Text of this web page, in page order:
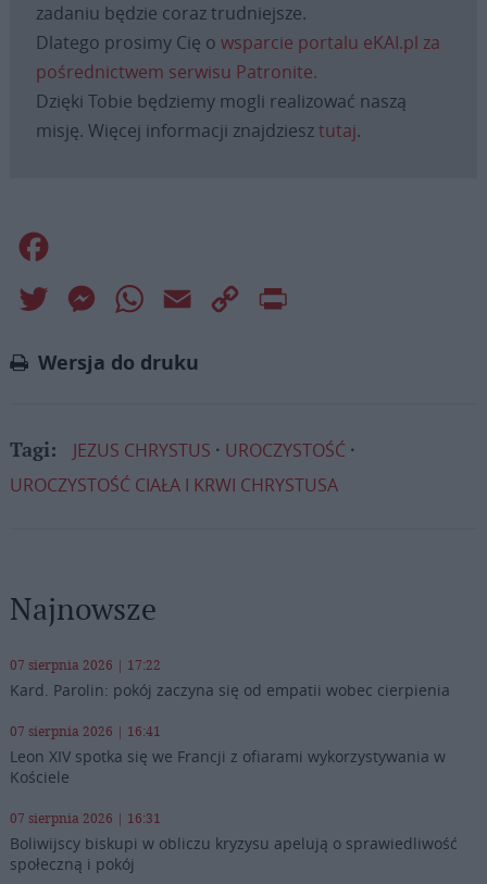
zadaniu będzie coraz trudniejsze.
Dlatego prosimy Cię o wsparcie portalu eKAI.pl za
pośrednictwem serwisu Patronite.
Dzięki Tobie będziemy mogli realizować naszą
misję. Więcej informacji znajdziesztutaj.
Twitter MessengerWhatsApp
Email
Copy
Wersja do druku
Tagi: JEZUS CHRYSTUS
UROCZYSTOŚĆ
UROCZYSTOŚĆ CIAŁA I KRWI CHRYSTUSA
Najnowsze
07 sierpnia 2026 | 17:22
Kard. Parolin: pokój zaczyna się od empatii wobec cierpienia
07 sierpnia 2026 | 16:41
Leon XIV spotka się we Francji z ofiarami wykorzystywania w
Kościele
07 sierpnia 2026 | 16:31
Boliwijscy biskupi w obliczu kryzysu apelują o sprawiedliwość
społeczną i pokój